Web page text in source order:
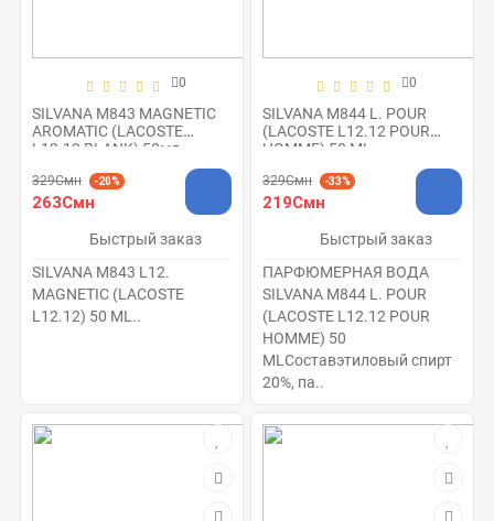
0
SILVANA M843 MAGNETIC
AROMATIC (LACOSTE
L12.12 BLANK) 50мл
329Смн -20%
263Смн
Быстрый заказ
SILVANA M843 L12.
MAGNETIC (LACOSTE
L12.12) 50 ML..
0
SILVANA M844 L. POUR
(LACOSTE L12.12 POUR
HOMME) 50 ML
329Смн -33%
219Смн
Быстрый заказ
ПАРФЮМЕРНАЯ ВОДА
SILVANA M844 L. POUR
(LACOSTE L12.12 POUR
HOMME) 50
MLСоставэтиловый спирт
20%, па..